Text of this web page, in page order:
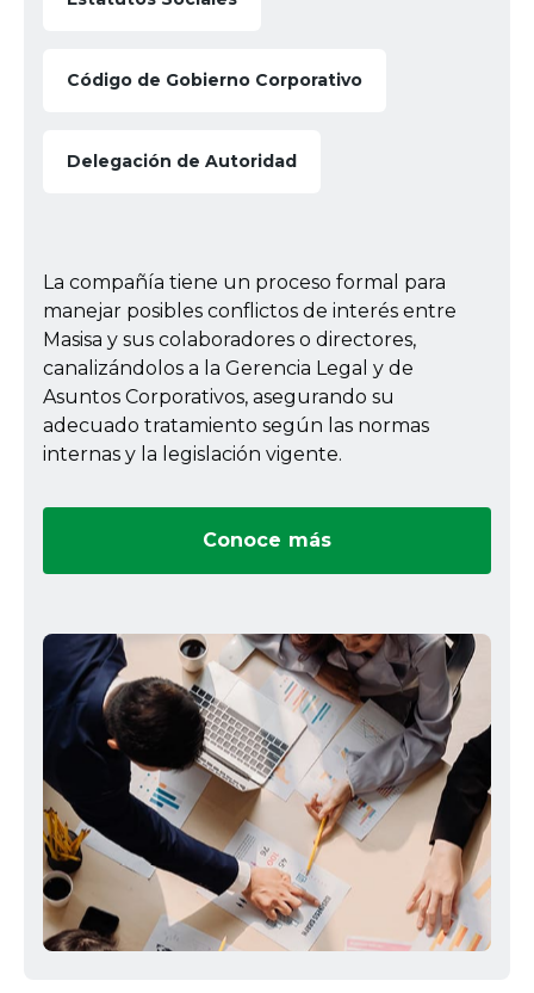
Código de Gobierno Corporativo
Delegación de Autoridad
La compañía tiene un proceso formal para
manejar posibles conflictos de interés entre
Masisa y sus colaboradores o directores,
canalizándolos a la Gerencia Legal y de
Asuntos Corporativos, asegurando su
adecuado tratamiento según las normas
internas y la legislación vigente.
Conoce más